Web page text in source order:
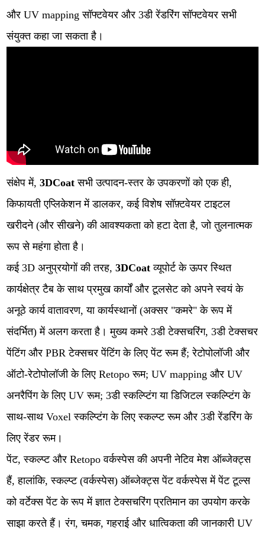
और UV mapping सॉफ्टवेयर और 3डी रेंडरिंग सॉफ्टवेयर सभी
संयुक्त कहा जा सकता है।
संक्षेप में,3DCoat सभी उत्पादन-स्तर के उपकरणों को एक ही,
किफायती एप्लिकेशन में डालकर, कई विशेष सॉफ़्टवेयर टाइटल
खरीदने (और सीखने) की आवश्यकता को हटा देता है, जो तुलनात्मक
रूप से महंगा होता है।
कई 3D अनुप्रयोगों की तरह,3DCoat व्यूपोर्ट के ऊपर स्थित
कार्यक्षेत्र टैब के साथ प्रमुख कार्यों और टूलसेट को अपने स्वयं के
अनूठे कार्य वातावरण, या कार्यस्थानों (अक्सर "कमरे" के रूप में
संदर्भित) में अलग करता है। मुख्य कमरे 3डी टेक्सचरिंग, 3डी टेक्सचर
पेंटिंग और PBR टेक्सचर पेंटिंग के लिए पेंट रूम हैं; रेटोपोलॉजी और
ऑटो-रेटोपोलॉजी के लिए Retopo रूम; UV mapping और UV
अनरैपिंग के लिए UV रूम; 3डी स्कल्प्टिंग या डिजिटल स्कल्प्टिंग के
साथ-साथ Voxel स्कल्प्टिंग के लिए स्कल्प्ट रूम और 3डी रेंडरिंग के
लिए रेंडर रूम।
पेंट, स्कल्प्ट और Retopo वर्कस्पेस की अपनी नेटिव मेश ऑब्जेक्ट्स
हैं, हालांकि, स्कल्प्ट (वर्कस्पेस) ऑब्जेक्ट्स पेंट वर्कस्पेस में पेंट टूल्स
को वर्टेक्स पेंट के रूप में ज्ञात टेक्सचरिंग प्रतिमान का उपयोग करके
साझा करते हैं। रंग, चमक, गहराई और धात्विकता की जानकारी UV